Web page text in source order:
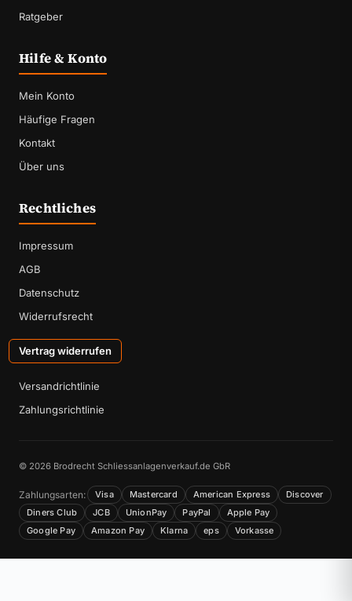
Ratgeber
Hilfe & Konto
Mein Konto
Häufige Fragen
Kontakt
Über uns
Rechtliches
Impressum
AGB
Datenschutz
Widerrufsrecht
Vertrag widerrufen
Versandrichtlinie
Zahlungsrichtlinie
© 2026 Brodrecht Schliessanlagenverkauf.de GbR
Zahlungsarten: Visa Mastercard American Express
Discover
Diners Club
JCB UnionPay PayPal
Apple Pay
Google Pay
Amazon Pay Klarna eps Vorkasse